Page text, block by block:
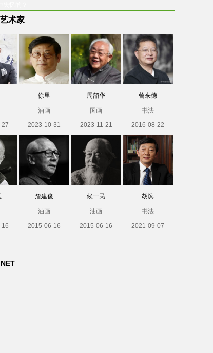
术家
27
徐里
油画
2023-10-31
周韶华
国画
2023-11-21
曾来德
书法
2016-08-22
16
詹建俊
油画
2015-06-16
候一民
油画
2015-06-16
胡滨
书法
2021-09-07